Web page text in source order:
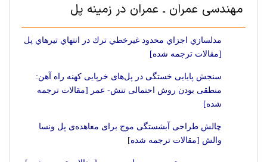
مهندسی عمران ـ عمران در زمینه پل
مدلسازي اجزاي محدود غيرخطي ترك در انتهاي تيرهاي پل
[مقالات ترجمه شده]
سنجش پایایی خستگی در پل‌های خرپایی کهنه راه آهن:
منطقی بودن روش احتمالی تنش- عمر [مقالات ترجمه
شده]
چالش طراحی آبشستگی موج برای معاهده‌ی پل ونسا
والش [مقالات ترجمه شده]